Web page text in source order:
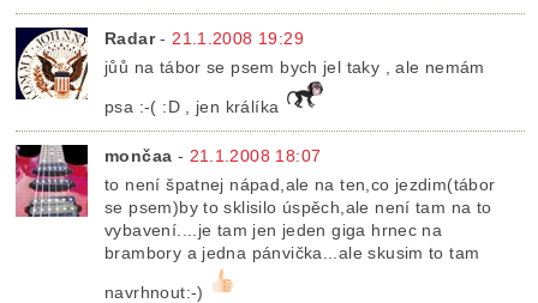
Radar- 21.1.2008 19:29
jůů na tábor se psem bych jel taky , ale nemám
psa :-( :D , jen králíka
mončaa - 21.1.2008 18:07
to není špatnej nápad,ale na ten,co jezdim(tábor
se psem)by to sklisilo úspěch,ale není tam na to
vybavení....je tam jen jeden giga hrnec na
brambory a jedna pánvička...ale skusim to tam
navrhnout:-)